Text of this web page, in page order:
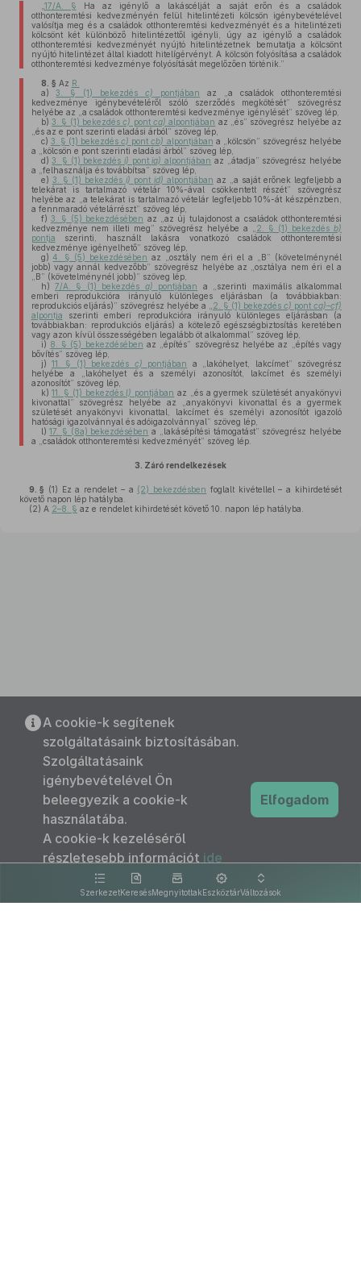
17/A. § Ha az igénylő a lakáscélját a saját erőn és a családok
otthonteremtési kedvezményén felül hitelintézeti kölcsön igénybevételével
valósítja meg és a családok otthonteremtési kedvezményét és a hitelintézeti
kölcsönt két különböző hitelintézettől igényli, úgy az igénylő a családok
otthonteremtési kedvezményét nyújtó hitelintézetnek bemutatja a kölcsönt
nyújtó hitelintézet által kiadott hitelígérvényt. A kölcsön folyósítása a családok
otthonteremtési kedvezménye folyósítását megelőzően történik.”
8. § Az R.
a)
3. § (1) bekezdésc) pontjában
az „a családok otthonteremtési
kedvezménye igénybevételéről szóló szerződés megkötését” szövegrész
helyébe az „a családok otthonteremtési kedvezménye igénylését” szöveg lép,
b) 3. § (1) bekezdésc) pont ca) alpontjában az „és” szövegrész helyébe az
„és az e pont szerinti eladási árból” szöveg lép,
c) 3. § (1) bekezdésc) pontcb) alpontjában a „kölcsön” szövegrész helyébe
a „kölcsön e pont szerinti eladási árból” szöveg lép,
d) 3. § (1) bekezdési) pontia) alpontjában az „átadja” szövegrész helyébe
a „felhasználja és továbbítsa” szöveg lép,
e) 3. § (1) bekezdés i) pont id) alpontjában az „a saját erőnek legfeljebb a
telekárat is tartalmazó vételár 10%-ával csökkentett részét” szövegrész
helyébe az „a telekárat is tartalmazó vételár legfeljebb 10%-át készpénzben,
a fennmaradó vételárrészt” szöveg lép,
f) 3. § (5) bekezdésében az „az új tulajdonost a családok otthonteremtési
kedvezménye nem illeti meg” szövegrész helyébe a „ 2. § (1) bekezdésb)
pontja szerinti, használt lakásra vonatkozó családok otthonteremtési
kedvezménye igényelhető” szöveg lép,
g) 4. § (5) bekezdésében az „osztály nem éri el a „B” (követelménynél
jobb) vagy annál kedvezőbb” szövegrész helyébe az „osztálya nem éri el a
„B” (követelménynél jobb)” szöveg lép,
h) 7/A. § (1) bekezdés a) pontjában
a „szerinti maximális alkalommal
emberi reprodukcióra irányuló különleges eljárásban (a továbbiakban:
reprodukciós eljárás)” szövegrész helyébe a „
2. § (1) bekezdés c) pontca)–cf)
alpontja szerinti emberi reprodukcióra irányuló különleges eljárásban (a
továbbiakban: reprodukciós eljárás) a kötelező egészségbiztosítás keretében
vagy azon kívül összességében legalább öt alkalommal” szöveg lép,
i) 8. § (5) bekezdésében az „építés” szövegrész helyébe az „építés vagy
bővítés” szöveg lép,
j) 11. § (1) bekezdés c) pontjában
a „lakóhelyet, lakcímet” szövegrész
helyébe a „lakóhelyet és a személyi azonosítót, lakcímet és személyi
azonosítót” szöveg lép,
k) 11. § (1) bekezdésl) pontjában az „és a gyermek születését anyakönyvi
kivonattal” szövegrész helyébe az „anyakönyvi kivonattal és a gyermek
születését anyakönyvi kivonattal, lakcímet és személyi azonosítót igazoló
hatósági igazolvánnyal és adóigazolvánnyal” szöveg lép,
l) 17. § (8a) bekezdésében a „lakásépítési támogatást” szövegrész helyébe
a „családok otthonteremtési kedvezményét” szöveg lép.
3. Záró rendelkezések
9. § (1) Ez a rendelet – a (2) bekezdésben foglalt kivétellel – a kihirdetését
követő napon lép hatályba.
(2) A 2–8. § az e rendelet kihirdetését követő 10. napon lép hatályba.
SzerkezetKeresésMegnyitottakEszköztárVáltozások
A cookie-k segítenek
szolgáltatásaink biztosításában.
Szolgáltatásaink
igénybevételével Ön
beleegyezik a cookie-k
használatába.
A cookie-k kezeléséről
részletesebb információt ide
kattintva olvashat.
Elfogadom